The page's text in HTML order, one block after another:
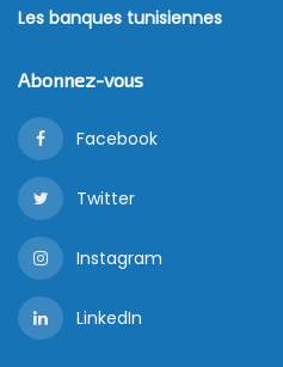
Les banques tunisiennes
Abonnez-vous
Facebook
Twitter
Instagram
LinkedIn